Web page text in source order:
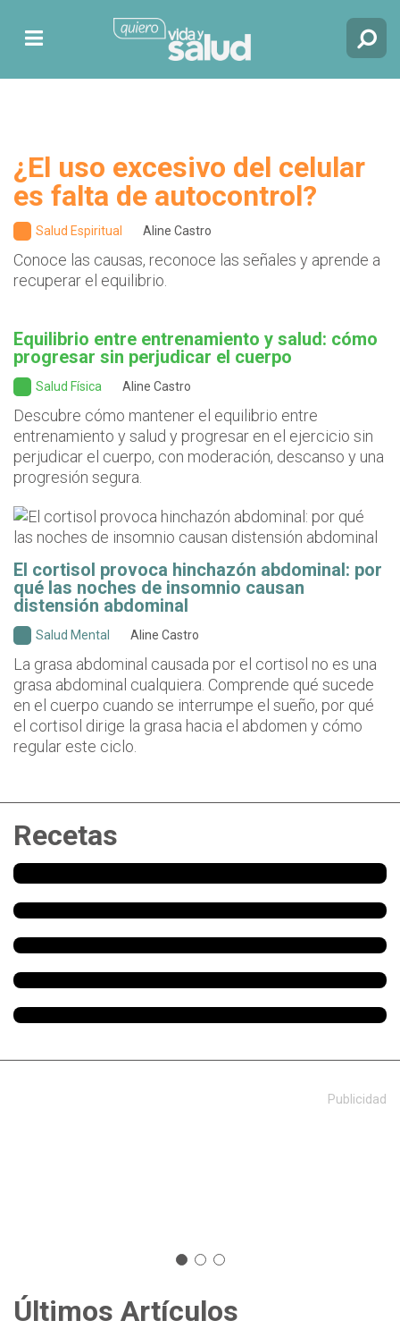
¿El uso excesivo del celular
es falta de autocontrol?
Salud Espiritual Aline Castro
Conoce las causas, reconoce las señales y aprende a
recuperar el equilibrio.
Equilibrio entre entrenamiento y salud: cómo
progresar sin perjudicar el cuerpo
Salud Física Aline Castro
Descubre cómo mantener el equilibrio entre
entrenamiento y salud y progresar en el ejercicio sin
perjudicar el cuerpo, con moderación, descanso y una
progresión segura.
El cortisol provoca hinchazón abdominal: por
qué las noches de insomnio causan
distensión abdominal
Salud Mental Aline Castro
La grasa abdominal causada por el cortisol no es una
grasa abdominal cualquiera. Comprende qué sucede
en el cuerpo cuando se interrumpe el sueño, por qué
el cortisol dirige la grasa hacia el abdomen y cómo
regular este ciclo.
Recetas
Publicidad
Últimos Artículos